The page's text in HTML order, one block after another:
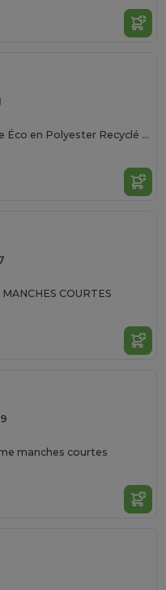
T-shirt Technique Éco en Polyester Recyclé CONTROL-DRY
COURTES
manches courtes